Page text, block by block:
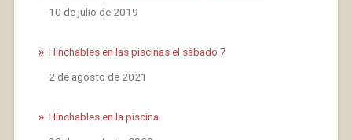
Fecha
10 de julio de 2019
Hinchables en las piscinas el sábado 7
Fecha
2 de agosto de 2021
Hinchables en la piscina